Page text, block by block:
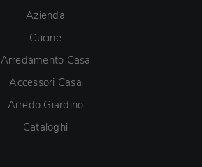
Azienda
Cucine
Arredamento Casa
Accessori Casa
Arredo Giardino
Cataloghi